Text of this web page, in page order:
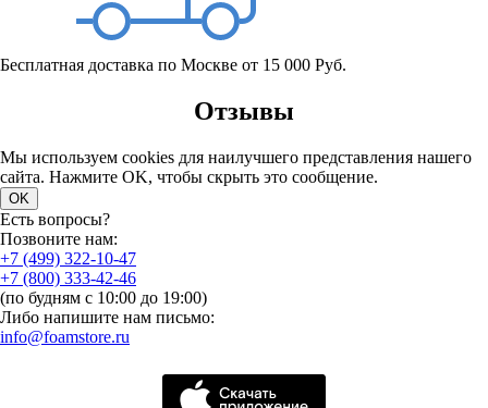
Бесплатная доставка по Москве от 15 000 Руб.
Отзывы
Мы используем cookies для наилучшего представления нашего
сайта. Нажмите OK, чтобы скрыть это сообщение.
OK
Есть вопросы?
Позвоните нам:
+7 (499) 322-10-47
+7 (800) 333-42-46
(по будням с 10:00 до 19:00)
Либо напишите нам письмо:
info@foamstore.ru